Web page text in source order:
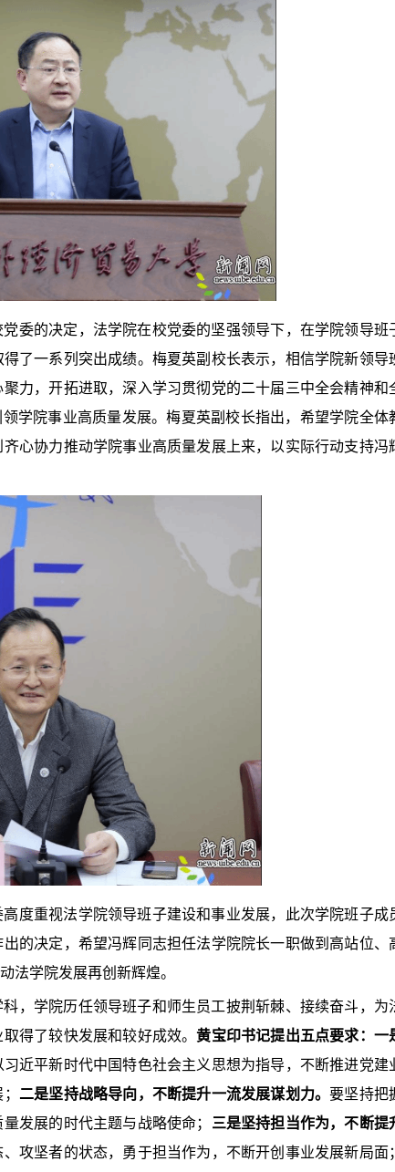
委的决定，法学院在校党委的坚强领导下，在学院领导班
了一系列突出成绩。梅夏英副校长表示， 相信学院新领导
力，开拓进取，深入学习贯彻党的二十届三中全会精神和
学院事业高质量发展。梅夏英副校长指出，希望学院全体
心协力推动学院事业高质量发展上来，以实际行动支持冯
度重视法学院领导班子建设和事业发展，此次学院班子成
的决定，希望冯辉同志担任法学院院长一职做到高站位、
法学院发展再创新辉煌。
，学院历任领导班子和师生员工披荆斩棘、接续奋斗，为
得了较快发展和较好成效。黄宝印书记提出五点要求： 一
习近平新时代中国特色社会主义思想为指导，不断推进党建
二是坚持战略导向，不断提升一流发展谋划力。要坚持把
发展的时代主题与战略使命； 三是坚持担当作为，不断提
攻坚者的状态，勇于担当作为，不断开创事业发展新局面